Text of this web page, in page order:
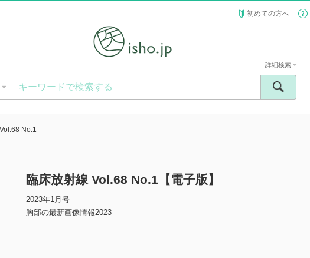
初めての方へ
詳細検索
No.1
臨床放射線 Vol.68 No.1【電子版】
2023年1月号
胸部の最新画像情報2023